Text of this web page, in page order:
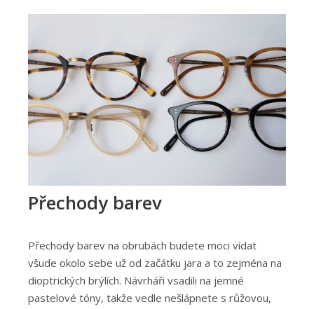
Přechody barev
Přechody barev na obrubách budete moci vídat
všude okolo sebe už od začátku jara a to zejména na
dioptrických brýlích. Návrháři vsadili na jemné
pastelové tóny, takže vedle nešlápnete s růžovou,